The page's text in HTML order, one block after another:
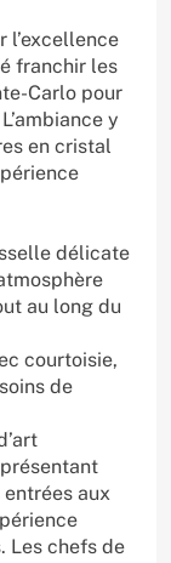
l’excellence
franchir les
Carlo pour
y
en cristal
délicate
au long du
courtoisie,
de
entrées aux
Les chefs de